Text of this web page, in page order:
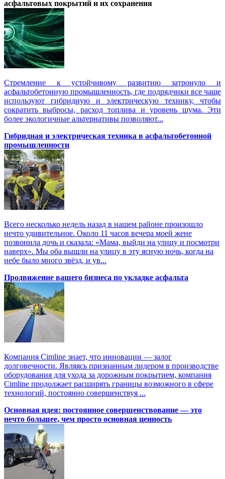
асфальтовых покрытий и их сохранения
Стремление к устойчивому развитию затронуло и
асфальтобетонную промышленность, где подрядчики все чаще
используют гибридную и электрическую технику, чтобы
сократить выбросы, расход топлива и уровень шума. Эти
более экологичные альтернативы позволяют...
Гибридная и электрическая техника в асфальтобетонной
промышленности
Всего несколько недель назад в нашем районе произошло
нечто удивительное. Около 11 часов вечера моей жене
позвонила дочь и сказала: «Мама, выйди на улицу и посмотри
наверх». Мы оба вышли на улицу в эту ясную ночь, когда на
небе было много звёзд, и ув...
Продвижение вашего бизнеса по укладке асфальта
Компания Cimline знает, что инновации — залог
долговечности. Являясь признанным лидером в производстве
оборудования для ухода за дорожным покрытием, компания
Cimline продолжает расширять границы возможного в сфере
технологий, постоянно совершенствуя ...
Основная идея: постоянное совершенствование — это
нечто большее, чем просто основная ценность